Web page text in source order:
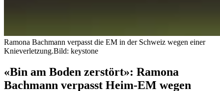
Ramona Bachmann verpasst die EM in der Schweiz wegen einer
Knieverletzung.Bild: keystone
«Bin am Boden zerstört»: Ramona
Bachmann verpasst Heim-EM wegen